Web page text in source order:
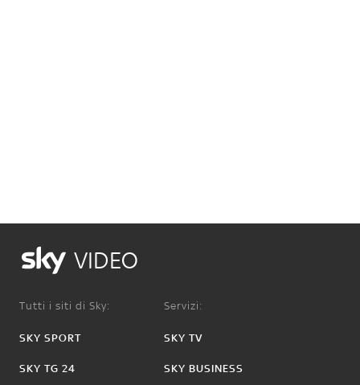
VIDEO
Tutti i siti di Sky:
SKY SPORT
SKY TG 24
Servizi:
SKY TV
SKY BUSINESS